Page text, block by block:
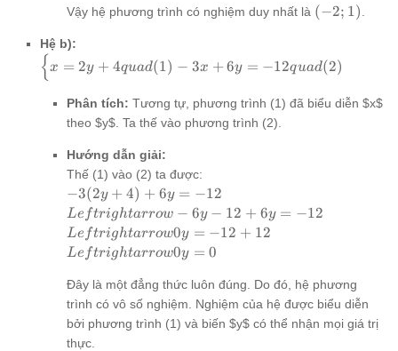
+ 5
+ 5
= 1
Vậy hệ phương trình có nghiệm duy nhất là (-2;
(−2; 1)
Hệ b):
\begin{cases}
x = 2y + 4
quad (1) -3x
+ 6y = -12
quad (2)
\end{cases}
{x = 2y + 4quad(1) − 3x + 6y = −12quad(2)
Phân tích: Tương tự, phương trình (1) đã biểu diễn $x$
theo $y$. Ta thế vào phương trình (2).
Hướng dẫn giải:
Thế (1) vào (2) ta được:
-3(2y
+ 4)
+ 6y
=
-12
−3(2y + 4) + 6y = −12
Leftrightarrow
-6y - 12 + 6y =
-12
Le ftrightarrow − 6y − 12 + 6y = −12
Leftrightarrow
0y = -12 + 12
Le ftrightarrow0y = −12 + 12
Leftrightarrow
Le ftrightarrow0y = 0
Đây là một đẳng thức luôn đúng. Do đó, hệ phương
trình có vô số nghiệm. Nghiệm của hệ được biểu diễn
bởi phương trình (1) và biến $y$ có thể nhận mọi giá trị
thực.